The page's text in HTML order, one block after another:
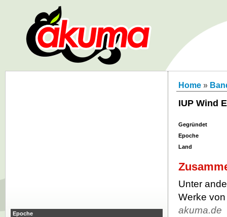
Home »
IUP Wind
Gegründet
Epoche
Land
Unter
Werke
akuma.de
Epoche